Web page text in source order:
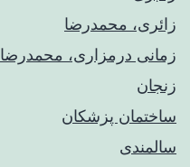
زائری، محمدرضا
زمانی درمزاری، محمدرضا
زنجان
ساختمان پزشکان
سالمندی